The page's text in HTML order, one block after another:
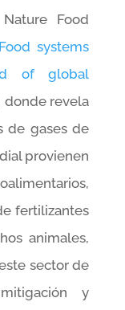
Food
Food systems
of global
donde revela
de gases de
provienen
fertilizantes
animales,
sector de
y